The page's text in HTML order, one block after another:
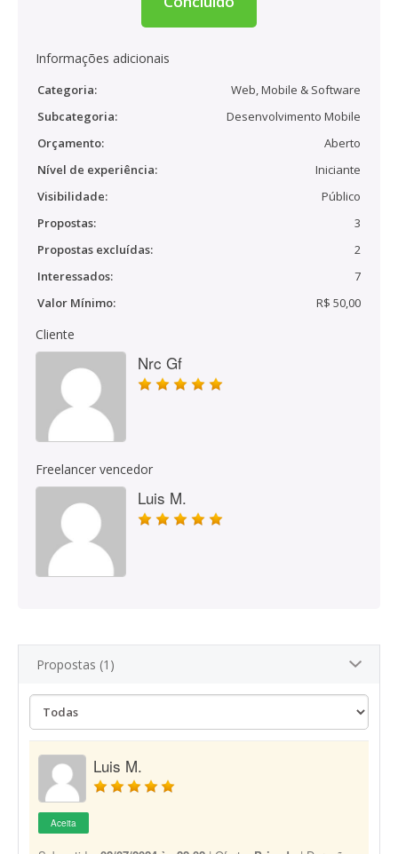
Informações adicionais
Categoria:
Web, Mobile & Software
Subcategoria:
Desenvolvimento Mobile
Orçamento:
Aberto
Nível de experiência:
Iniciante
Visibilidade:
Público
Propostas:
3
Propostas excluídas:
2
Interessados:
7
Valor Mínimo:
R$ 50,00
Cliente
Nrc Gf
Freelancer vencedor
Luis M.
Propostas (1)
Luis M.
Aceita